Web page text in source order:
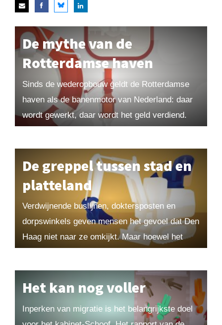
De mythe van de
Rotterdamse haven
Sinds de wederopbouw geldt de Rotterdamse
haven als de banenmotor van Nederland: daar
wordt gewerkt, daar wordt het geld verdiend.
De greppel tussen stad en
platteland
Verdwijnende buslijnen, doktersposten en
dorpswinkels geven mensen het gevoel dat Den
Haag niet naar ze omkijkt. Maar hoewel het
Het kan nog voller
Inperken van migratie is het belangrijkste doel